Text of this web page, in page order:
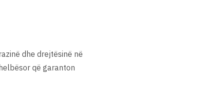
dhe drejtësinë në
që garanton